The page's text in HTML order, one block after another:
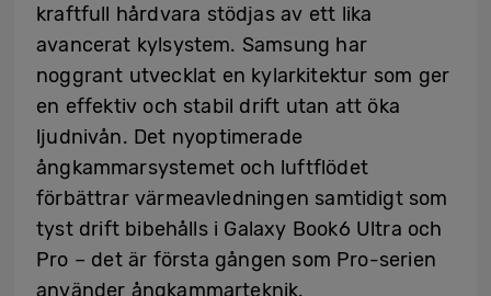
kraftfull hårdvara stödjas av ett lika
avancerat kylsystem. Samsung har
noggrant utvecklat en kylarkitektur som ger
en effektiv och stabil drift utan att öka
ljudnivån. Det nyoptimerade
ångkammarsystemet och luftflödet
förbättrar värmeavledningen samtidigt som
tyst drift bibehålls i Galaxy Book6 Ultra och
Pro – det är första gången som Pro-serien
använder ångkammarteknik.